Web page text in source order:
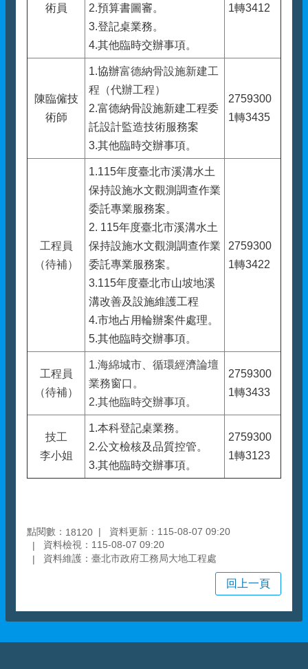
術員
2.預算書圖審。
3.登記桌業務。
4.其他臨時交辦事項。
1轉3412
陳臨僱技
術師
1.協辦富德納骨設施新建工
程 （代辦工程）
2.富德納骨設施新建工程委
託設計監造技術服務案
3.其他臨時交辦事項。
2759300
1轉3435
工程員
（待補）
1.115年度臺北市溪溝水土
保持設施水文觀測調查作業
委託專業服務案。
2. 115年度臺北市溪溝水土
保持設施水文觀測調查作業
委託專業服務案。
3.115年度臺北市山坡地溪
溝改善及設施維護工程
4.市地占用輪辦案件處理。
5.其他臨時交辦事項。
2759300
1轉3422
工程員
（待補）
1.海綿城市、循環經濟論壇
業務窗口。
2.其他臨時交辦事項。
2759300
1轉3433
技工
李小姐
1.本科登記桌業務。
2.公文檢核及品質控管。
3.其他臨時交辦事項。
2759300
1轉3123
點閱數： 18120
資料更新：115-08-07 09:20
資料檢視：115-08-07 09:20
資料維護：臺北市政府工務局大地工程處
回上一頁